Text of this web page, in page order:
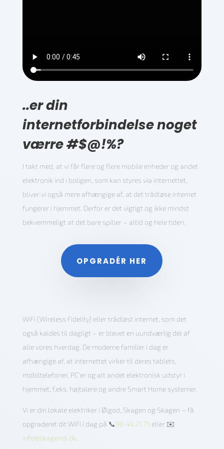
..er din
internetforbindelse noget
værre #$@!%?
I takt med, at vi får flere og flere mobile enheder og andet
elektronik ind i boligen, som kan styres via internettet,
bliver vi også mere afhængige af, at det trådløse internet
fungerer i hjemmet. Derfor er det vigtigt og ikke mindst
bekvemmeligt at det bare spiller – altid og hele tiden.
OPGRADÉR HER
WiFi (Wireless Fidelity) eller trådløst internet, som det
også kaldes til dagligt – er blevet en uundværlig del af
alle vores hverdag. De moderne familier i dag er
afhængige af, at internettet virker til deres tablets,
mobiltelefoner, PC’er og alt andet elektronisk udstyr i
hjemmet, f.eks. højtalere og andre Smart Home systemer.
Vi er din lokale elektriker i Ølgod, Skagen og Skagen – få
opgraderet dit WiFi i dag på 📞98 44 21 75eller ✉️
info@skagenel.dk.